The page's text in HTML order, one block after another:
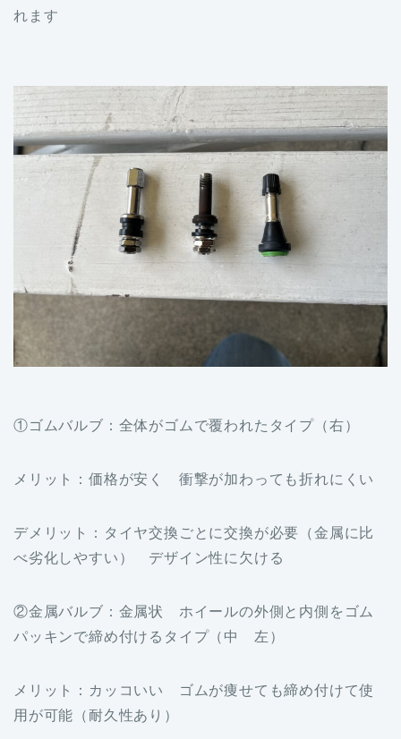
れます
①ゴムバルブ：全体がゴムで覆われたタイプ（右）
メリット：価格が安く 衝撃が加わっても折れにくい
デメリット：タイヤ交換ごとに交換が必要（金属に比
べ劣化しやすい） デザイン性に欠ける
②金属バルブ：金属状 ホイールの外側と内側をゴム
パッキンで締め付けるタイプ（中 左）
メリット：カッコいい ゴムが痩せても締め付けて使
用が可能（耐久性あり）